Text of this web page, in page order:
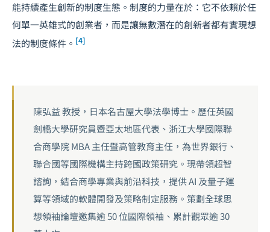
能持續產生創新的制度生態。制度的力量在於：它不依賴於任
何單一英雄式的創業者，而是讓無數潛在的創新者都有實現想
法的制度條件。 [4]
陳弘益 教授，日本名古屋大學法學博士。歷任英國
劍橋大學研究員暨亞太地區代表、浙江大學國際聯
合商學院 MBA 主任暨高管教育主任，為世界銀行、
聯合國等國際機構主持跨國政策研究。現帶領超智
諮詢，結合商學專業與前沿科技，提供 AI 及量子運
算等領域的軟體開發及策略制定服務。策劃全球思
想領袖論壇邀集逾 50 位國際領袖、累計觀眾逾 30